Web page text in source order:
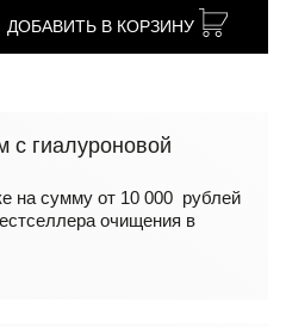
ДОБАВИТЬ В КОРЗИНУ
гиалуроновой
на сумму от 10 000 рублей
очищения в